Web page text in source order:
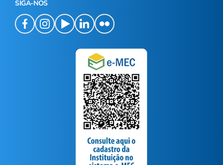
SIGA-NOS